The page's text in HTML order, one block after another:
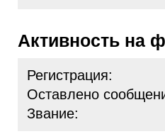
Активность на
Регистрация:
Оставлено
Звание: